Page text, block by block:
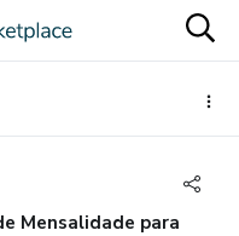
Mensalidade para